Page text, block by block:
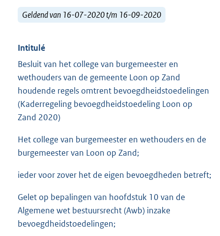
Geldend van 16-07-2020 t/m 16-09-2020
Intitulé
Besluit van het college van burgemeester en
wethouders van de gemeente Loon op Zand
houdende regels omtrent bevoegdheidstoedelingen
(Kaderregeling bevoegdheidstoedeling Loon op
Zand 2020)
Het college van burgemeester en wethouders en de
burgemeester van Loon op Zand;
ieder voor zover het de eigen bevoegdheden betreft;
Gelet op bepalingen van hoofdstuk 10 van de
Algemene wet bestuursrecht (Awb) inzake
bevoegdheidstoedelingen;